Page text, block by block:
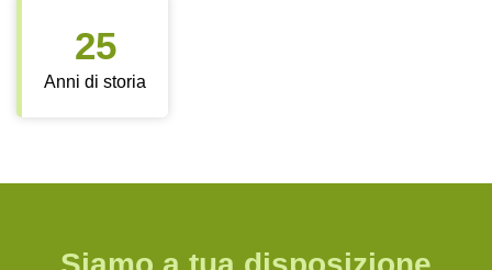
25
Anni di storia